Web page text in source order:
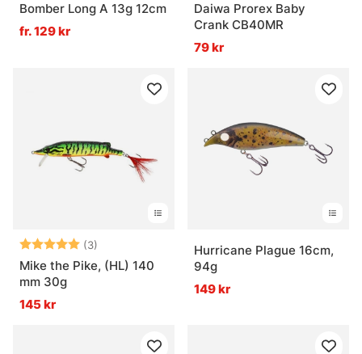
Vanliga frågor om wobblers
Vad är skillnaden mellan flytande, svävande och
sjunkande wobblers?
När fungerar wobblers bäst?
Bomber Long A 13g 12cm
fr. 129 kr
Daiwa Prorex Baby
Crank CB40MR
79 kr
Betyg: (3)
5.0 utav 5 stjärnor
Mike the Pike, (HL) 140
mm 30g
145 kr
Hurricane Plague 16cm,
94g
149 kr